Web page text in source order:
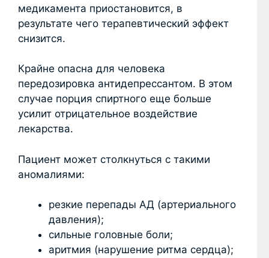
медикамента приостановится, в
результате чего терапевтический эффект
снизится.
Крайне опасна для человека
передозировка антидепрессантом. В этом
случае порция спиртного еще больше
усилит отрицательное воздействие
лекарства.
Пациент может столкнуться с такими
аномалиями:
резкие перепады АД (артериального
давления);
сильные головные боли;
аритмия (нарушение ритма сердца);